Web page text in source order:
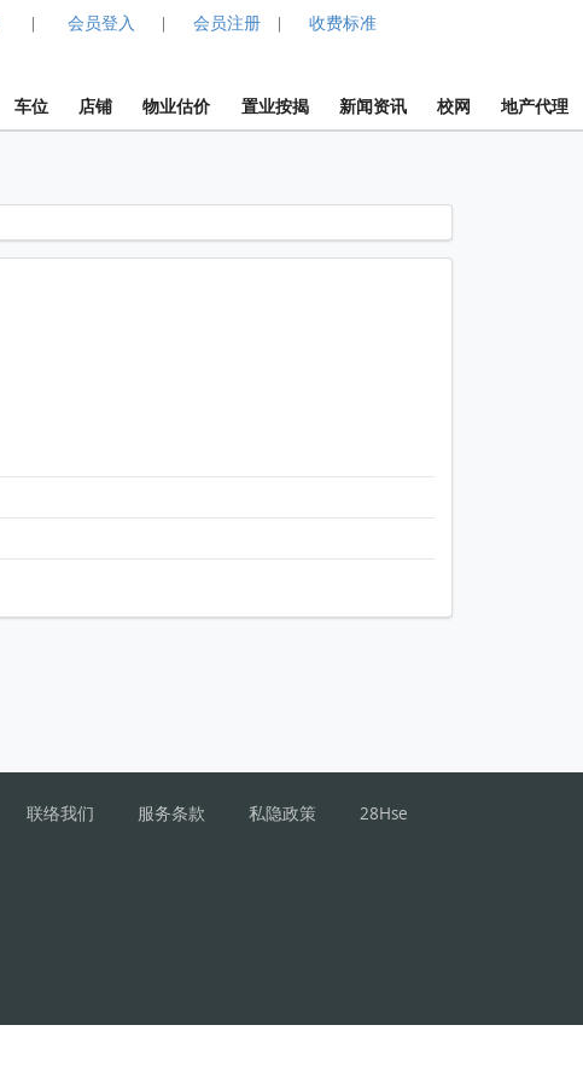
| 会员登入 | 会员注册 | 收费标准
车位 店铺 物业估价 置业按揭 新闻资讯 校网 地产代理
联络我们 服务条款 私隐政策 28Hse